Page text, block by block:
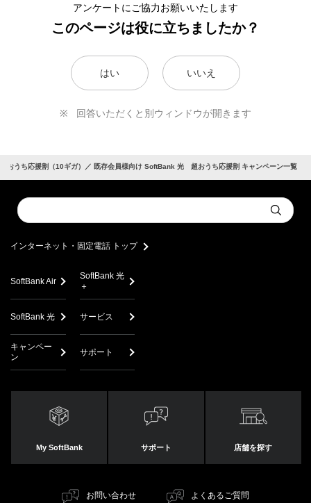
アンケートにご協力お願いいたします
このページは役に立ちましたか？
はい いいえ
回答いただくと別ウィンドウが開きます
おうち応援割（10ギガ）／ 既存会員様向け SoftBank 光 超おうち応援割 キャンペーン一覧
Conduct
a
Submit
インターネット・固定電話 トップ
SoftBank Air
SoftBank 光
＋
SoftBank 光 サービス
キャンペー
ン
サポート
My SoftBank サポート 店舗を探す
お問い合わせ よくあるご質問